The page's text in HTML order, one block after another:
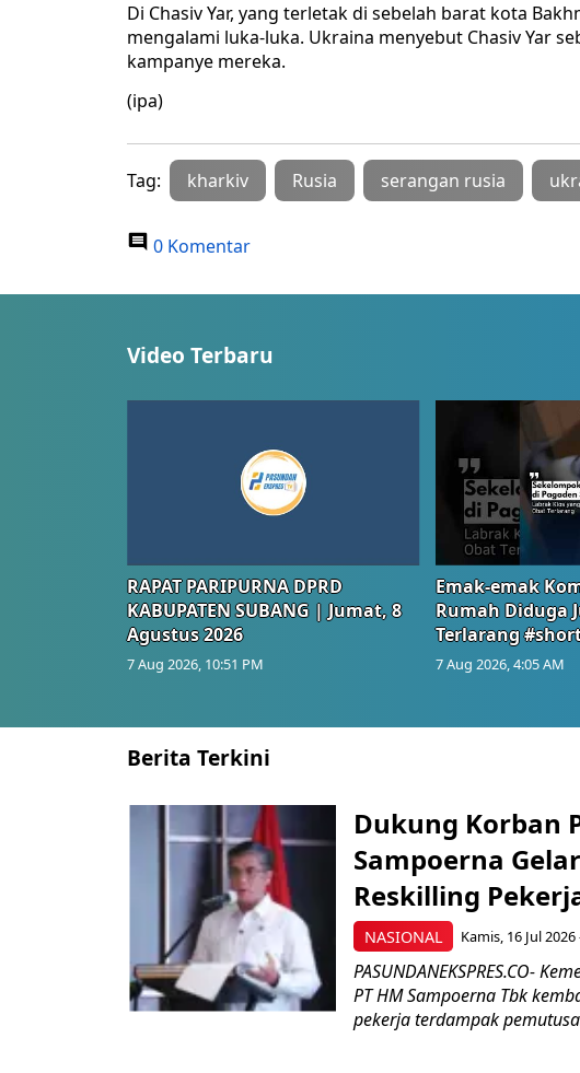
Di Chasiv Yar, yang terletak di sebelah barat kota
mengalami luka-luka. Ukraina menyebut Chasiv Yar
kampanye mereka.
(ipa)
Tag: kharkiv Rusia serangan rusia
0 Komentar
Video Terbaru
RAPAT PARIPURNA DPRD
KABUPATEN SUBANG | Jumat, 8
Agustus 2026
7 Aug 2026, 10:51 PM
Emak-emak
Rumah Diduga
Terlarang
7 Aug 2026, 4:05 AM
Berita Terkini
NASIONAL
Dukung Korban
Sampoerna
Reskilling
Kamis, 16 Jul 2026
PASUNDANEKSPRES.CO-
PT HM Sampoerna Tbk
pekerja terdampak